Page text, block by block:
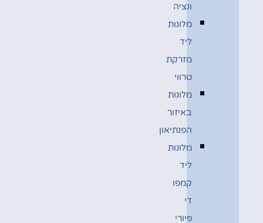
ונציה
מלונות
ליד
מזרקת
טרווי
מלונות
באיזור
הפנתיאון
מלונות
ליד
קמפו
די
פיורי